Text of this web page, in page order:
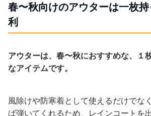
春〜秋向けのアウターは一枚
利
アウターは、春〜秋におすすめな、１
なアイテムです。
風除けや防寒着として使えるだけでな
ば弾いてくれるため、レインコートを